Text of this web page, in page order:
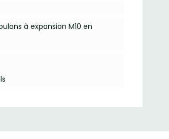
à expansion M10 en